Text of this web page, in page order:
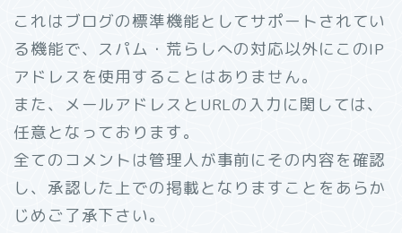
これはブログの標準機能としてサポートされてい
る機能で、スパム・荒らしへの対応以外にこのIP
アドレスを使用することはありません。
また、メールアドレスとURLの入力に関しては、
任意となっております。
全てのコメントは管理人が事前にその内容を確認
し、承認した上での掲載となりますことをあらか
じめご了承下さい。